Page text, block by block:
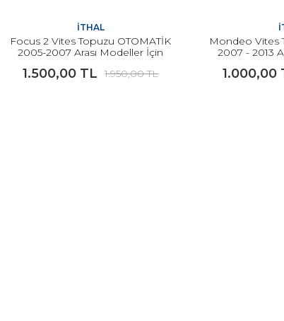
İTHAL
Focus 2 Vites Topuzu OTOMATİK
2005-2007 Arası Modeller İçin
1.500,00 TL 1.950,00 TL
Mondeo Vites
2007 - 2013
1.000,00